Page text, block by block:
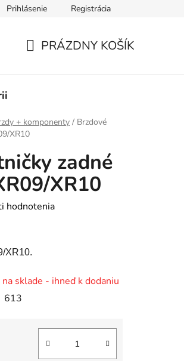
Prihlásenie Registrácia
PRÁZDNY KOŠÍK
+ komponenty / Brzdové
XR10
zadné
XR10
hodnotenia
XR10.
na sklade - ihneď k dodaniu
613